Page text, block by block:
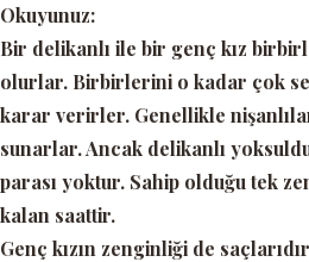
Okuyunuz:
Bir delikanlı ile bir genç kız
olurlar. Birbirlerini o kadar çok
karar verirler. Genellikle
sunarlar. Ancak delikanlı
parası yoktur. Sahip olduğu tek
kalan saattir.
Genç kızın zenginliği de